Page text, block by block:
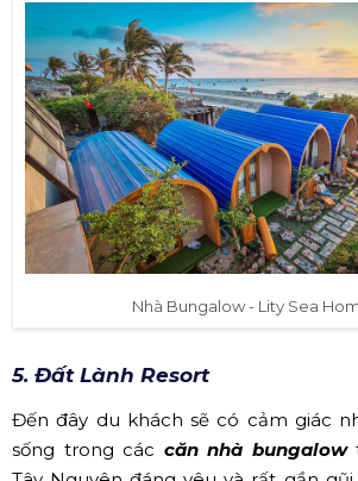
Nhà Bungalow - Lity Sea
5. Đất Lành Resort
Đến đây du khách sẽ có cảm giác
sống trong các căn nhà bungalow